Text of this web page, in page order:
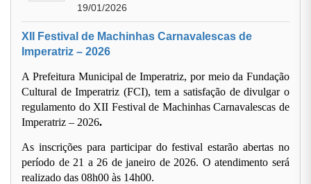
19/01/2026
XII Festival de Machinhas Carnavalescas de
Imperatriz – 2026
A Prefeitura Municipal de Imperatriz, por meio da Fundação
Cultural de Imperatriz (FCI), tem a satisfação de divulgar o
regulamento do XII Festival de Machinhas Carnavalescas de
Imperatriz – 2026.
As inscrições para participar do festivalestarão abertas no
período de 21 a 26 de janeiro de 2026. O atendimento será
realizado das 08h00 às 14h00.